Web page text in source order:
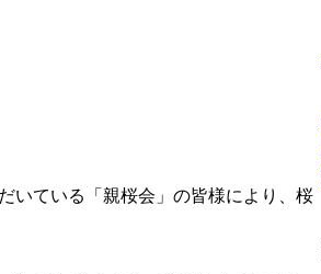
いている「親桜会」の皆様により、桜